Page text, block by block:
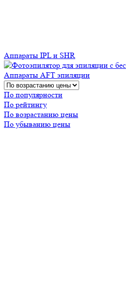
Аппараты IPL и SHR
Аппараты AFT эпиляции
По популярности
По рейтингу
По возрастанию цены
По убыванию цены